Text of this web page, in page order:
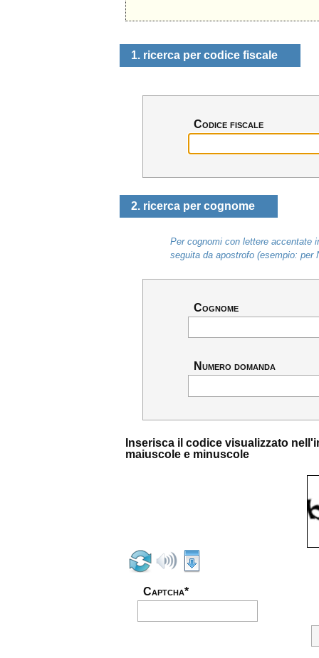
1. ricerca per codice fiscale
Codice fiscale
2. ricerca per cognome
Per cognomi con lettere accentate
seguita da apostrofo (esempio: per
Cognome
Numero domanda
Inserisca il codice visualizzato
maiuscole e minuscole
Captcha*